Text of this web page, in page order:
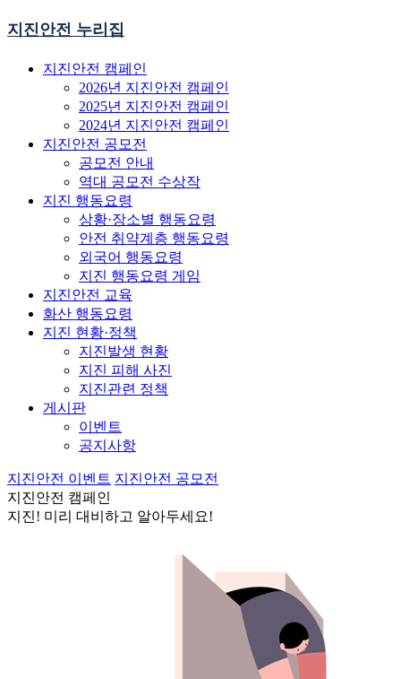
지진안전 누리집
지진안전 캠페인
2026년 지진안전 캠페인
2025년 지진안전 캠페인
2024년 지진안전 캠페인
지진안전 공모전
공모전 안내
역대 공모전 수상작
지진 행동요령
상황·장소별 행동요령
안전 취약계층 행동요령
외국어 행동요령
지진 행동요령 게임
지진안전 교육
화산 행동요령
지진 현황·정책
지진발생 현황
지진 피해 사진
지진관련 정책
게시판
이벤트
공지사항
지진안전 이벤트 지진안전 공모전
지진안전 캠페인
지진! 미리 대비하고 알아두세요!